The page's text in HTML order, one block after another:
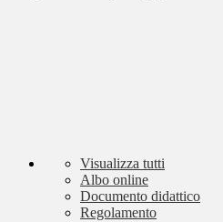
Visualizza tutti
Albo online
Documento didattico
Regolamento